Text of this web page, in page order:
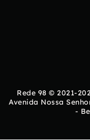
Rede 98 © 2021-
Avenida Nossa
-